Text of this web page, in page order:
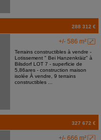
288 312 €
+/- 586 m²
Terrains constructibles à vendre -
Lotissement " Bei Hanzenkräiz" à
Bilsdorf LOT 7 - superficie de
5,86ares - construction maison
isolée À vendre, 9 terrains
constructibles ...
327 672 €
+/- 666 m²